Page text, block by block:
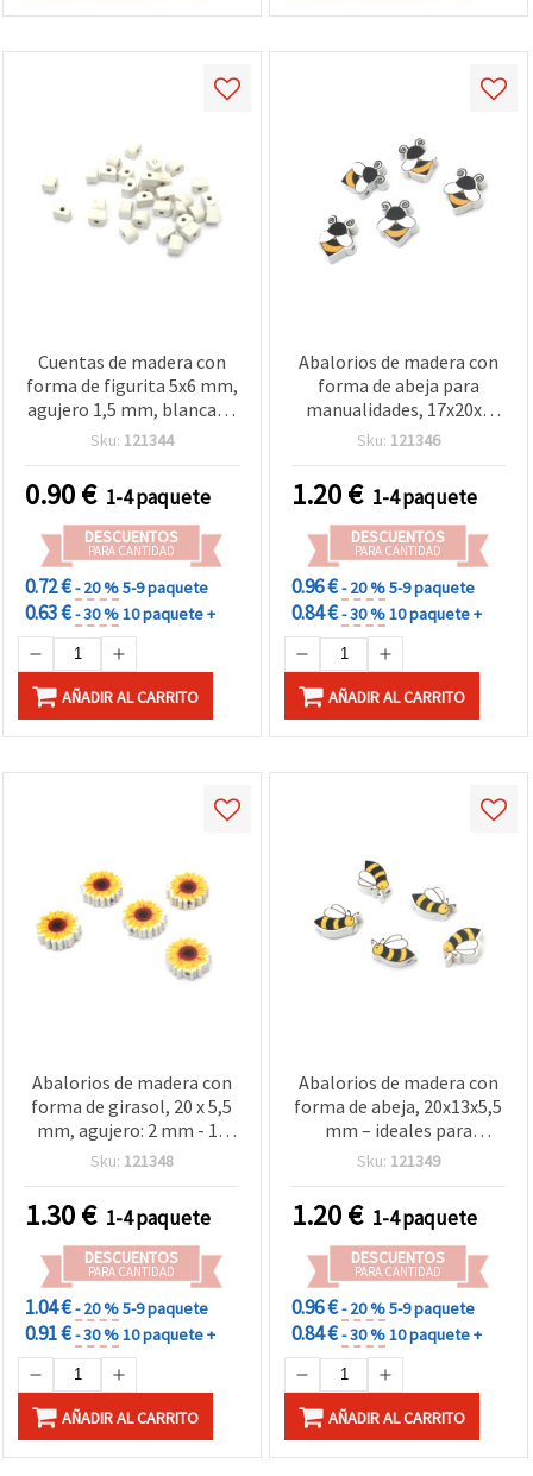
Cuentas de madera con
forma de figurita 5x6 mm,
agujero 1,5 mm, blancas -
50 uds.
Sku: 121344
0.90€ 1-4 paquete
DESCUENTOS
PARA CANTIDAD
0.72 €- 20 %5-9 paquete
0.63 €- 30 %10 paquete +
AÑADIR AL CARRITO
Abalorios de madera con
forma de abeja para
manualidades, 17x20x5
mm, agujero: 2 mm, color
Sku: 121346
1.20€ 1-4 paquete
DESCUENTOS
PARA CANTIDAD
0.96 €- 20 %5-9 paquete
0.84 €- 30 %10 paquete +
AÑADIR AL CARRITO
Abalorios de madera con
forma de girasol, 20 x 5,5
mm, agujero: 2 mm - 10
piezas
Sku: 121348
1.30€ 1-4 paquete
DESCUENTOS
PARA CANTIDAD
1.04 €- 20 %5-9 paquete
0.91 €- 30 %10 paquete +
AÑADIR AL CARRITO
Abalorios de madera con
forma de abeja, 20x13x5,5
mm – ideales para
bisutería, manualidades y
mm, pack de 10 uds.
Sku: 121349
1.20€ 1-4 paquete
DESCUENTOS
PARA CANTIDAD
0.96 €- 20 %5-9 paquete
0.84 €- 30 %10 paquete +
AÑADIR AL CARRITO